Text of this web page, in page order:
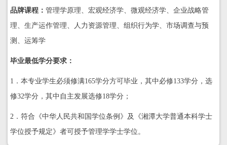
品牌课程： 管理学原理、宏观经济学、微观经济学、企业战略管
理、生产运作管理、人力资源管理、组织行为学、市场调查与预
测、运筹学
毕业最低学分要求：
1．本专业学生必须修满165学分方可毕业，其中必修133学分，选
修32学分，其中自主发展选修18学分；
2．符合《中华人民共和国学位条例》及《湘潭大学普通本科学士
学位授予规定》者可授予管理学学士学位。